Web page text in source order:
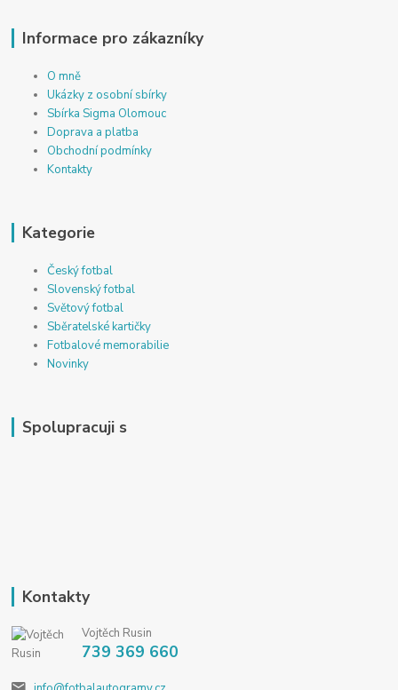
Informace pro zákazníky
O mně
Ukázky z osobní sbírky
Sbírka Sigma Olomouc
Doprava a platba
Obchodní podmínky
Kontakty
Kategorie
Český fotbal
Slovenský fotbal
Světový fotbal
Sběratelské kartičky
Fotbalové memorabilie
Novinky
Spolupracuji s
Kontakty
Vojtěch Rusin
739 369 660